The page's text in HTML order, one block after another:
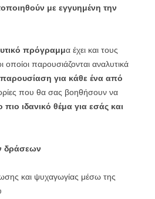
με εγγυημένη την
πρόγραμμα έχει και τους
οποίοι παρουσιάζονται αναλυτικά
για κάθε ένα από
που θα σας βοηθήσουν να
πιο ιδανικό θέμα για εσάς και
δράσεων
και ψυχαγωγίας μέσω της